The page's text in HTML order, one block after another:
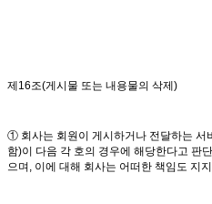
제16조(게시물 또는 내용물의 삭제)
① 회사는 회원이 게시하거나 전달하는 서
함)이 다음 각 호의 경우에 해당한다고 판
으며, 이에 대해 회사는 어떠한 책임도 지